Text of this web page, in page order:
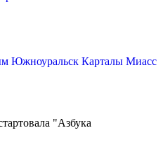
Южноуральск Карталы Миасс
"Азбука